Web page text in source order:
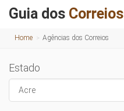
Guia dos Correios
Home Agências dos Correios
Estado